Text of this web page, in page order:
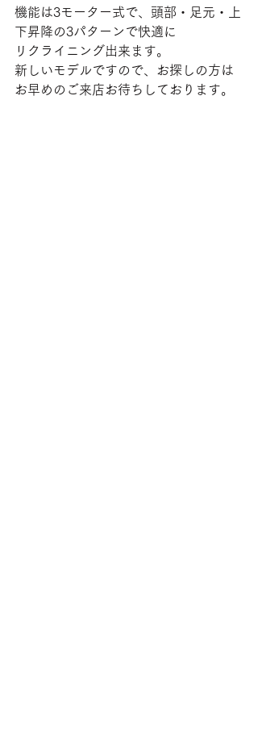
機能は3モーター式で、頭部・足元・上
下昇降の3パターンで快適に
リクライニング出来ます。
新しいモデルですので、お探しの方は
お早めのご来店お待ちしております。